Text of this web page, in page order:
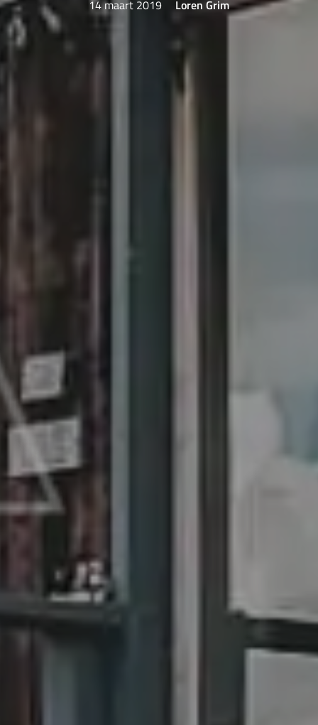
14 maart 2019 Loren Grim